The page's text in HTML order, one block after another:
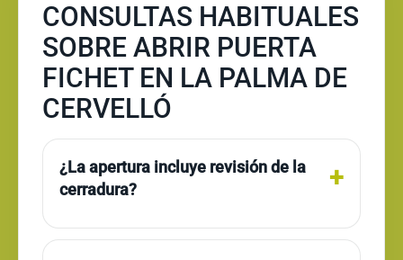
CONSULTAS HABITUALES
SOBRE ABRIR PUERTA
FICHET EN LA PALMA DE
CERVELLÓ
¿La apertura incluye revisión de la
cerradura?